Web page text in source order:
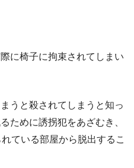
に椅子に拘束されてしまい
うと殺されてしまうと知っ
ために誘拐犯をあざむき、
ている部屋から脱出するこ